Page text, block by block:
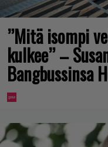
”Mitä isompi
kulkee” –
Bangbussinsa